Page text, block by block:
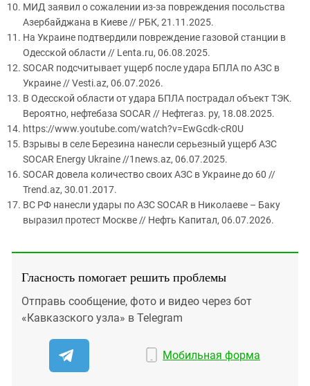
МИД заявил о сожалении из-за повреждения посольства
Азербайджана в Киеве // РБК, 21.11.2025.
На Украине подтвердили повреждение газовой станции в
Одесской области // Lenta.ru, 06.08.2025.
SOCAR подсчитывает ущерб после удара БПЛА по АЗС в
Украине // Vesti.az, 06.07.2026.
В Одесской области от удара БПЛА пострадал объект ТЭК.
Вероятно, нефтебаза SOCAR // Нефтегаз. ру, 18.08.2025.
https://www.youtube.com/watch?v=EwGcdk-cR0U
Взрывы в селе Березина нанесли серьезный ущерб АЗС
SOCAR Energy Ukraine //1news.az, 06.07.2025.
SOCAR довела количество своих АЗС в Украине до 60 //
Trend.az, 30.01.2017.
ВС РФ нанесли удары по АЗС SOCAR в Николаеве – Баку
выразил протест Москве // Нефть Капитал, 06.07.2026.
Гласность помогает решить проблемы
Отправь сообщение, фото и видео через бот
«Кавказского узла» в Telegram
Мобильная форма